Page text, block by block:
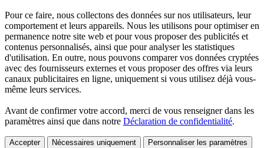
Pour ce faire, nous collectons des données sur nos utilisateurs, leur
comportement et leurs appareils. Nous les utilisons pour optimiser en
permanence notre site web et pour vous proposer des publicités et
contenus personnalisés, ainsi que pour analyser les statistiques
d'utilisation. En outre, nous pouvons comparer vos données cryptées
avec des fournisseurs externes et vous proposer des offres via leurs
canaux publicitaires en ligne, uniquement si vous utilisez déjà vous-
même leurs services.
Avant de confirmer votre accord, merci de vous renseigner dans les
paramètres ainsi que dans notre Déclaration de confidentialité.
Accepter Nécessaires uniquement Personnaliser les paramètres